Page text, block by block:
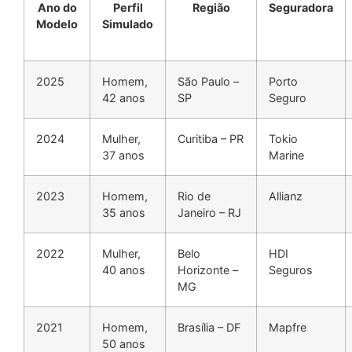
Ano do
Modelo
Perfil
Simulado
Região Seguradora
2025
Homem,
42 anos
São Paulo –
SP
Porto
Seguro
2024
Mulher,
37 anos
Curitiba – PR
Tokio
Marine
2023
Homem,
35 anos
Rio de
Janeiro – RJ
Allianz
2022
Mulher,
40 anos
Belo
Horizonte –
MG
HDI
Seguros
2021
Homem,
50 anos
Brasília – DF Mapfre